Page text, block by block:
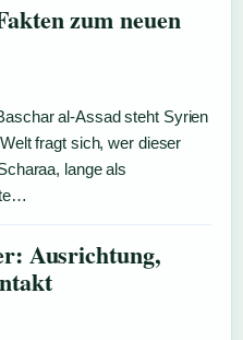
zum neuen
al-Assad steht Syrien
fragt sich, wer dieser
lange als
Ausrichtung,